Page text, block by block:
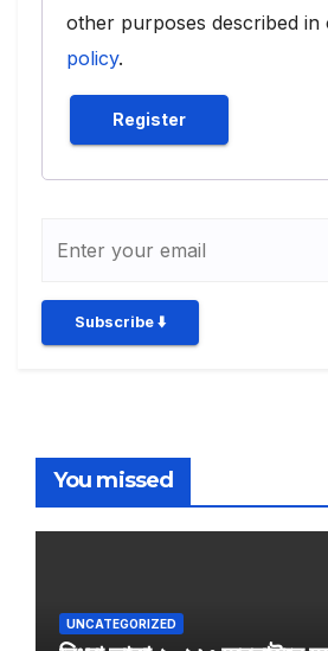
other purposes described in
policy.
Register
Subscribe ⬇️
You missed
UNCATEGORIZED